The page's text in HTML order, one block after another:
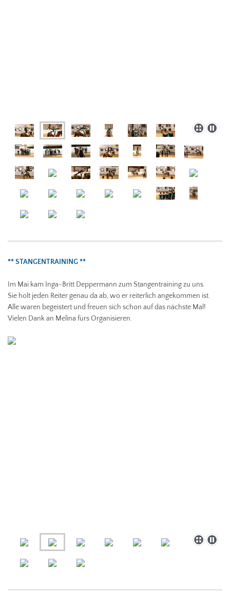
** STANGENTRAINING **
Im Mai kam Inga-Britt Deppermann zum Stangentraining zu uns.
Sie holt jeden Reiter genau da ab, wo er reiterlich angekommen ist.
Alle waren begeistert und freuen sich schon auf das nächste Mal!
Vielen Dank an Melina fürs Organisieren.